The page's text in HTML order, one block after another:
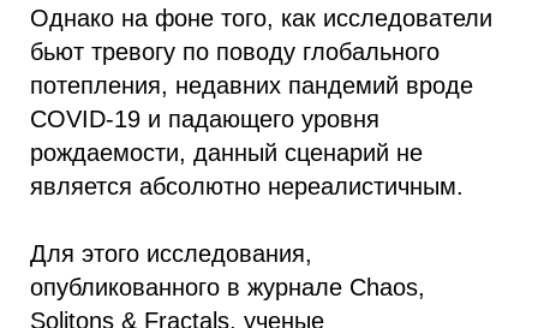
Однако на фоне того, как исследователи
бьют тревогу по поводу глобального
потепления, недавних пандемий вроде
COVID-19 и падающего уровня
рождаемости, данный сценарий не
является абсолютно нереалистичным.
Для этого исследования,
опубликованного в журнале Chaos,
Solitons & Fractals, ученые